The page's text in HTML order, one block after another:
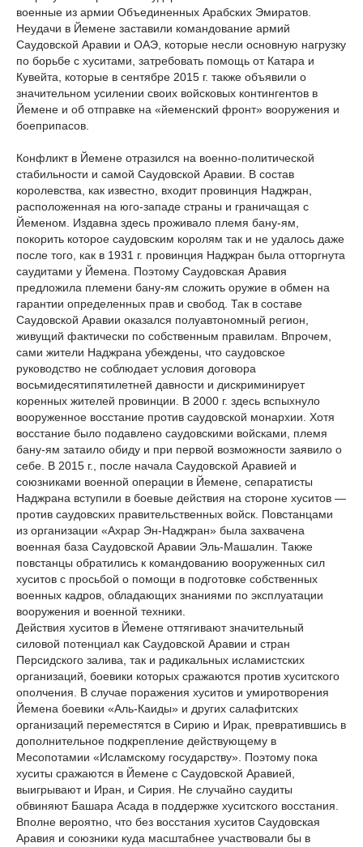
военные из армии Объединенных Арабских Эмиратов.
Неудачи в Йемене заставили командование армий
Саудовской Аравии и ОАЭ, которые несли основную нагрузку
по борьбе с хуситами, затребовать помощь от Катара и
Кувейта, которые в сентябре 2015 г. также объявили о
значительном усилении своих войсковых контингентов в
Йемене и об отправке на «йеменский фронт» вооружения и
боеприпасов.
Конфликт в Йемене отразился на военно-политической
стабильности и самой Саудовской Аравии. В состав
королевства, как известно, входит провинция Наджран,
расположенная на юго-западе страны и граничащая с
Йеменом. Издавна здесь проживало племя бану-ям,
покорить которое саудовским королям так и не удалось даже
после того, как в 1931 г. провинция Наджран была отторгнута
саудитами у Йемена. Поэтому Саудовская Аравия
предложила племени бану-ям сложить оружие в обмен на
гарантии определенных прав и свобод. Так в составе
Саудовской Аравии оказался полуавтономный регион,
живущий фактически по собственным правилам. Впрочем,
сами жители Наджрана убеждены, что саудовское
руководство не соблюдает условия договора
восьмидесятипятилетней давности и дискриминирует
коренных жителей провинции. В 2000 г. здесь вспыхнуло
вооруженное восстание против саудовской монархии. Хотя
восстание было подавлено саудовскими войсками, племя
бану-ям затаило обиду и при первой возможности заявило о
себе. В 2015 г., после начала Саудовской Аравией и
союзниками военной операции в Йемене, сепаратисты
Наджрана вступили в боевые действия на стороне хуситов —
против саудовских правительственных войск. Повстанцами
из организации «Ахрар Эн-Наджран» была захвачена
военная база Саудовской Аравии Эль-Машалин. Также
повстанцы обратились к командованию вооруженных сил
хуситов с просьбой о помощи в подготовке собственных
военных кадров, обладающих знаниями по эксплуатации
вооружения и военной техники.
Действия хуситов в Йемене оттягивают значительный
силовой потенциал как Саудовской Аравии и стран
Персидского залива, так и радикальных исламистских
организаций, боевики которых сражаются против хуситского
ополчения. В случае поражения хуситов и умиротворения
Йемена боевики «Аль-Каиды» и других салафитских
организаций переместятся в Сирию и Ирак, превратившись в
дополнительное подкрепление действующему в
Месопотамии «Исламскому государству». Поэтому пока
хуситы сражаются в Йемене с Саудовской Аравией,
выигрывают и Иран, и Сирия. Не случайно саудиты
обвиняют Башара Асада в поддержке хуситского восстания.
Вполне вероятно, что без восстания хуситов Саудовская
Аравия и союзники куда масштабнее участвовали бы в